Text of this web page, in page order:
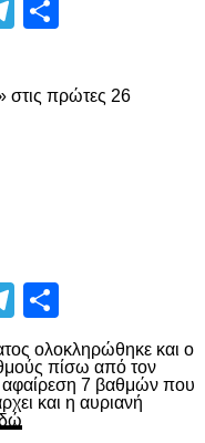
Telegram
στις πρώτες 26
Telegram
ολοκληρώθηκε και ο
πίσω από τον
7 βαθμών που
και η αυριανή